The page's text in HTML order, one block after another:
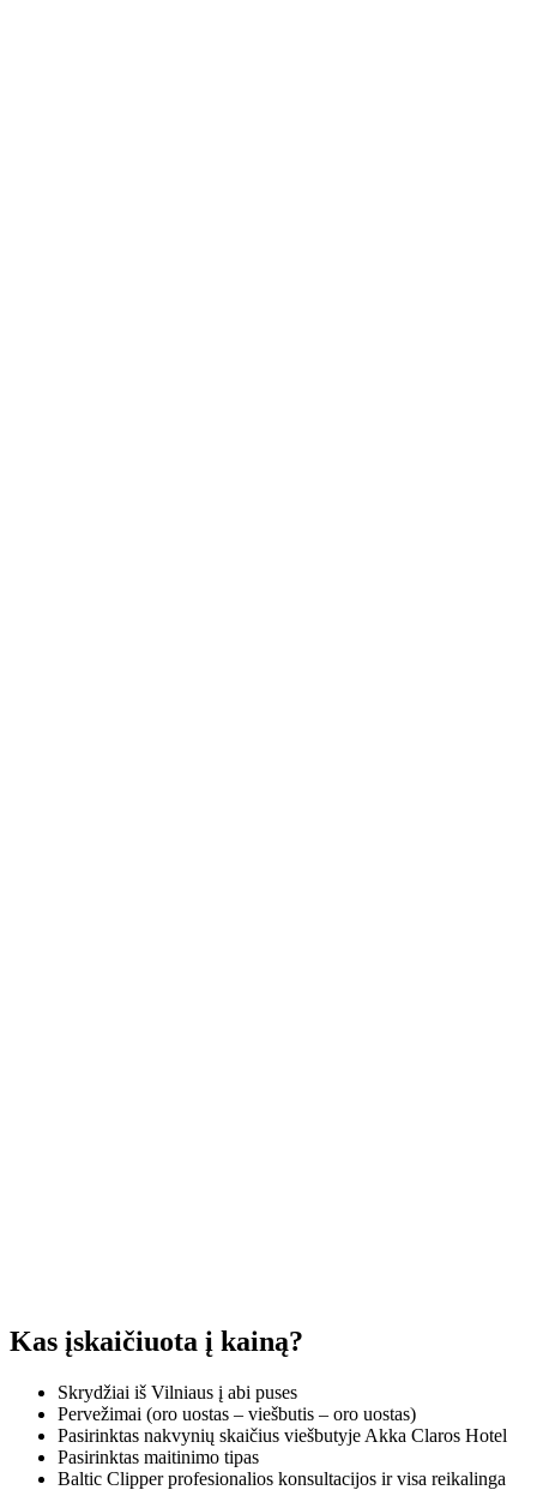
Kas įskaičiuota į kainą?
Skrydžiai iš Vilniaus į abi puses
Pervežimai (oro uostas – viešbutis – oro uostas)
Pasirinktas nakvynių skaičius viešbutyje Akka Claros Hotel
Pasirinktas maitinimo tipas
Baltic Clipper profesionalios konsultacijos ir visa reikalinga